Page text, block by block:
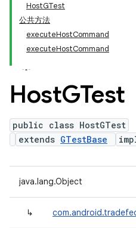
HostGTest
公共方法
executeHostCommand
executeHostCommand
HostGTest
public class HostGTest
extends GTestBase
java.lang.Object
↳